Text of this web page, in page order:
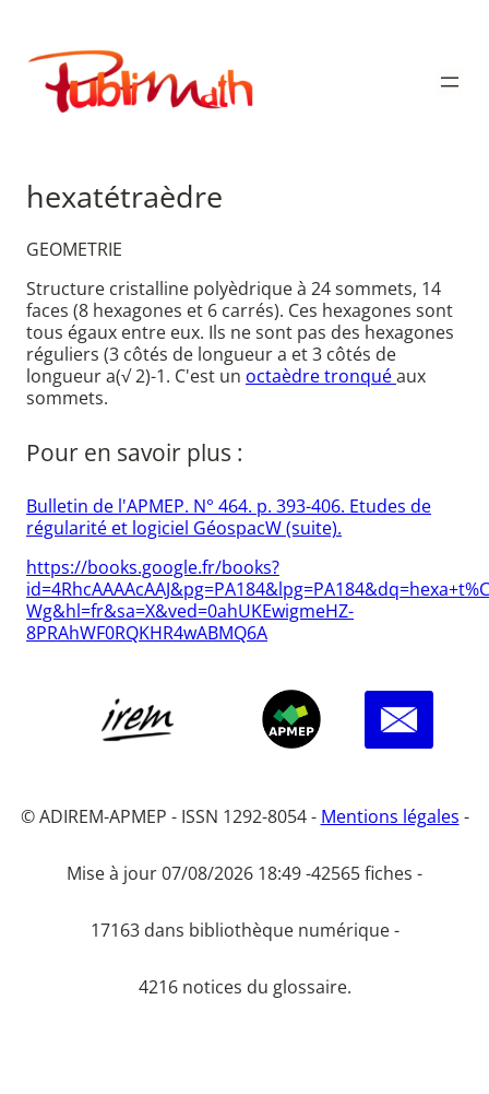
contenu
Publimath
hexatétraèdre
GEOMETRIE
Structure cristalline polyèdrique à 24 sommets, 14
faces (8 hexagones et 6 carrés). Ces hexagones sont
tous égaux entre eux. Ils ne sont pas des hexagones
réguliers (3 côtés de longueur a et 3 côtés de
longueur a(√ 2)-1. C'est un octaèdre tronquéaux
sommets.
Pour en savoir plus :
Bulletin de l'APMEP. N° 464. p. 393-406. Etudes de
régularité et logiciel GéospacW (suite).
https://books.google.fr/books?
Wg&hl=fr&sa=X&ved=0ahUKEwigmeHZ-
8PRAhWF0RQKHR4wABMQ6A
© ADIREM-APMEP - ISSN 1292-8054 - Mentions légales -
Mise à jour 07/08/2026 18:49 -42565 fiches -
17163 dans bibliothèque numérique -
4216 notices du glossaire.